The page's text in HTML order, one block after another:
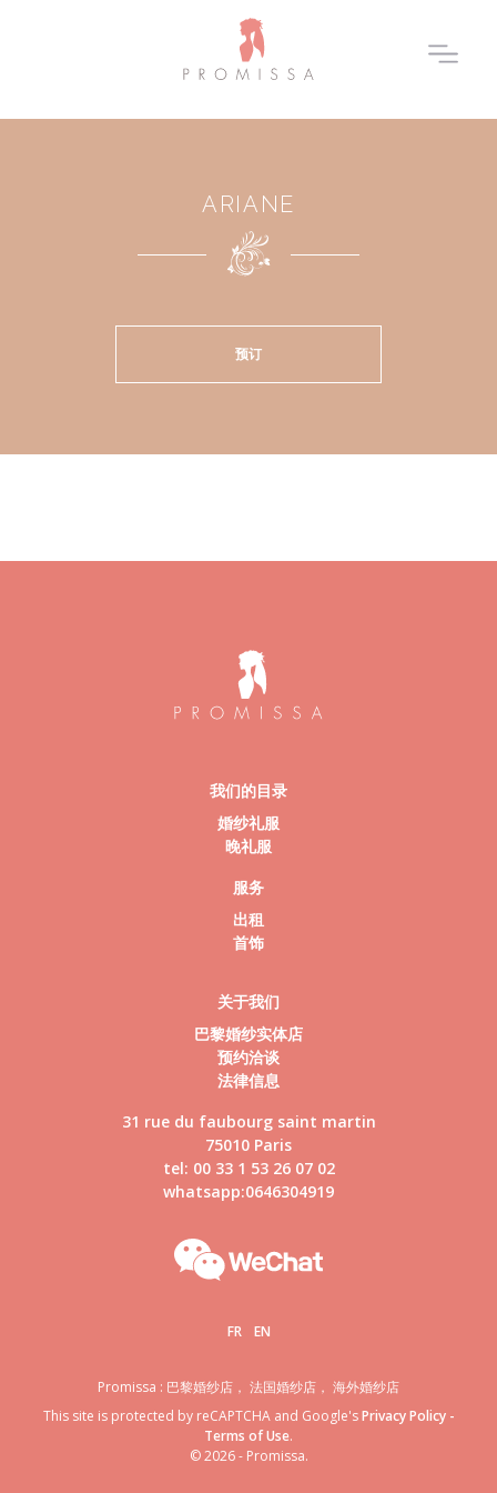
ARIANE
预订
我们的目录
婚纱礼服
晚礼服
服务
出租
首饰
关于我们
巴黎婚纱实体店
预约洽谈
法律信息
31 rue du faubourg saint martin
75010 Paris
tel: 00 33 1 53 26 07 02
whatsapp:0646304919
FR EN
Promissa : 巴黎婚纱店， 法国婚纱店， 海外婚纱店
This site is protected by reCAPTCHA and Google'sPrivacy Policy-
Terms of Use.
© 2026 - Promissa.